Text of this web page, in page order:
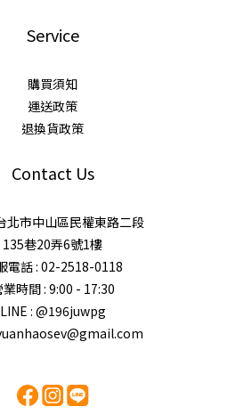
Service
購買須知
運送政策
退換貨政策
Contact Us
北市中山區民權東路二段
135巷20弄6號1樓
電話 : 02-2518-0118
業時間 : 9:00 - 17:30
LINE : @196juwpg